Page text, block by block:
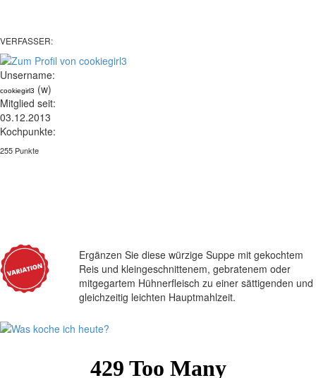
VERFASSER:
Unsername:
cookiegirl3 (w)
Mitglied seit:
03.12.2013
Kochpunkte:
255 Punkte
Ergänzen Sie diese würzige Suppe mit gekochtem
Reis und kleingeschnittenem, gebratenem oder
mitgegartem Hühnerfleisch zu einer sättigenden und
gleichzeitig leichten Hauptmahlzeit.